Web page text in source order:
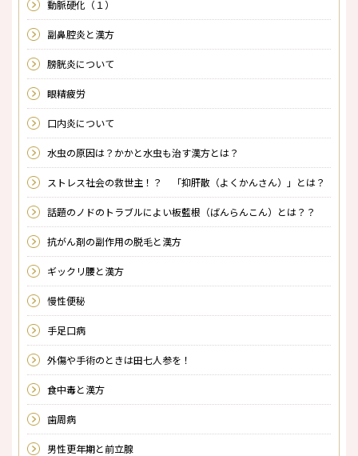
動脈硬化（１）
副鼻腔炎と漢方
膀胱炎について
眼精疲労
口内炎について
水虫の原因は？かかと水虫も治す漢方とは？
ストレス社会の救世主！？ 「抑肝散（よくかんさん）」とは？
話題のノドのトラブルによい板藍根（ばんらんこん）とは？？
抗がん剤の副作用の脱毛と漢方
ギックリ腰と漢方
慢性便秘
手足口病
外傷や手術のときは田七人参を！
食中毒と漢方
歯周病
男性更年期と前立腺